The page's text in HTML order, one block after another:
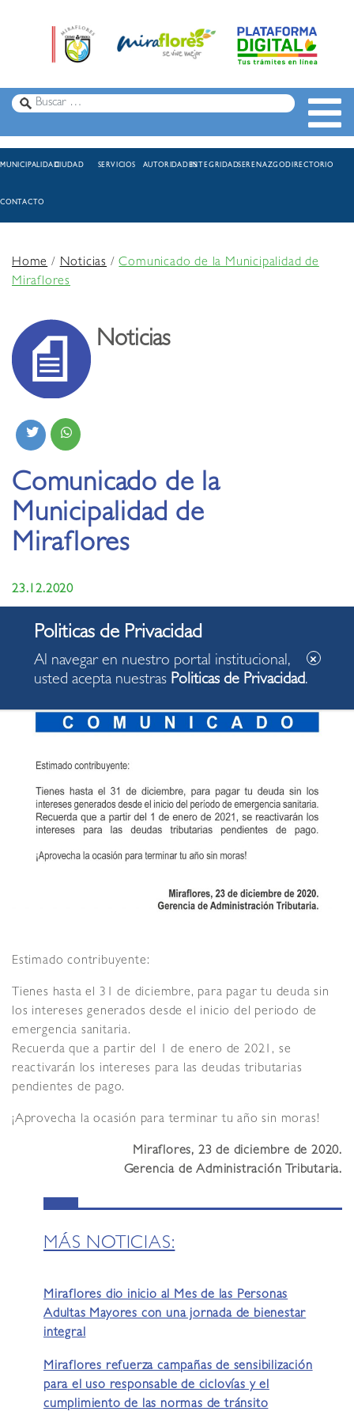
MUNICIPALIDADCIUDAD SERVICIOS AUTORIDADESINTEGRIDADSERENAZGODIRECTORIO
CONTACTO
Home/Noticias /Comunicado de la Municipalidad de
Miraflores
Noticias
Comunicado de la
Municipalidad de
Miraflores
23.12.2020
Estimado contribuyente:
Tienes hasta el 31 de diciembre, para pagar tu deuda sin
los intereses generados desde el inicio del periodo de
emergencia sanitaria.
Recuerda que a partir del 1 de enero de 2021, se
reactivarán los intereses para las deudas tributarias
pendientes de pago.
¡Aprovecha la ocasión para terminar tu año sin moras!
Miraflores, 23 de diciembre de 2020.
Gerencia de Administración Tributaria.
MÁS NOTICIAS:
Miraflores dio inicio al Mes de las Personas
Adultas Mayores con una jornada de bienestar
integral
Miraflores refuerza campañas de sensibilización
para el uso responsable de ciclovías y el
cumplimiento de las normas de tránsito
Al navegar en nuestro portal institucional,
usted acepta nuestras Politicas de Privacidad.